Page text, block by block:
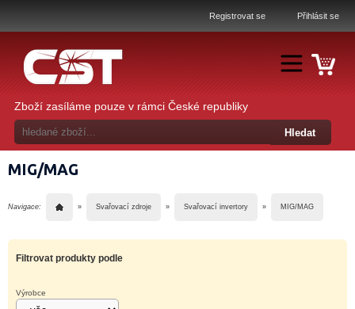
Registrovat se Přihlásit se
Zboží zasíláme pouze v rámci České republiky
MIG/MAG
Navigace: » Svařovací zdroje » Svařovací invertory » MIG/MAG
Filtrovat produkty podle
Výrobce